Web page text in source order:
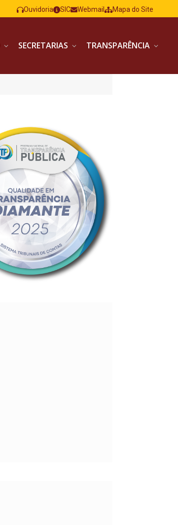
Ouvidoria SIC Webmail Mapa do Site
SECRETARIAS TRANSPARÊNCIA